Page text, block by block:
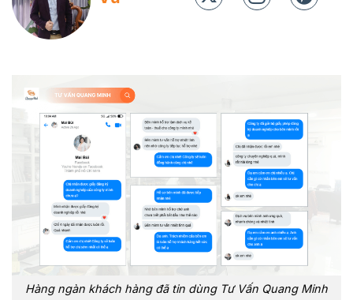
Hàng ngàn khách hàng đã tin dùng Tư Vấn Quang Minh